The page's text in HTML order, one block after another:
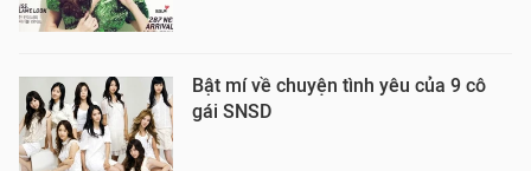
Bật mí về chuyện tình yêu của 9 cô
gái SNSD